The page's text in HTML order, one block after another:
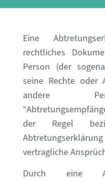
Eine
rechtliches
Person (der
seine Rechte oder
andere
der Regel
vertragliche
Durch eine